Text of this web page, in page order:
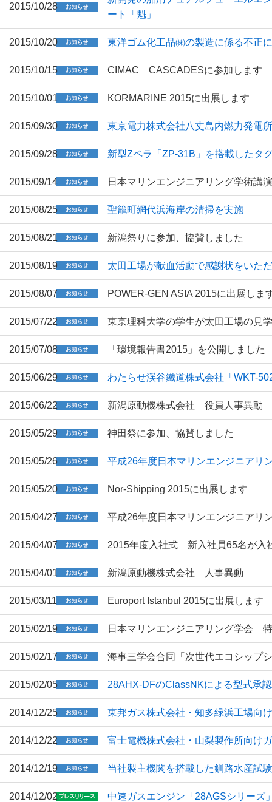
2015/10/28
ート「魁」
2015/10/20 東洋ゴム化工品㈱の製造に係る不正
2015/10/15 CIMAC CASCADESに参加します
2015/10/01 KORMARINE 2015に出展します
2015/09/30 東京電力株式会社八丈島内燃力発電
2015/09/28 新型Zペラ「ZP-31B」を搭載したタ
2015/09/14 日本マリンエンジニアリング学術講
2015/08/25 聖籠町網代浜海岸の清掃を実施
2015/08/21 新潟祭りに参加、協賛しました
2015/08/19 太田工場が献血活動で感謝状をいた
2015/08/07 POWER-GEN ASIA 2015に出展しま
2015/07/22 東京理科大学の学生が太田工場の見
2015/07/08 「環境報告書2015」を公開しました
2015/06/29 わたらせ渓谷鐵道株式会社「WKT-
2015/06/22 新潟原動機株式会社 役員人事異動
2015/05/29 神田祭に参加、協賛しました
2015/05/26 平成26年度日本マリンエンジニアリ
2015/05/20 Nor-Shipping 2015に出展します
2015/04/27 平成26年度日本マリンエンジニアリ
2015/04/07 2015年度入社式 新入社員65名が入
2015/04/01 新潟原動機株式会社 人事異動
2015/03/11 Europort Istanbul 2015に出展します
2015/02/19 日本マリンエンジニアリング学会
2015/02/17 海事三学会合同「次世代エコシップ
2015/02/05 28AHX-DFのClassNKによる型式承
2014/12/25 東邦ガス株式会社・知多緑浜工場向
2014/12/22 富士電機株式会社・山梨製作所向け
2014/12/19 当社製主機関を搭載した釧路水産試
2014/12/02 中速ガスエンジン「28AGSシリーズ